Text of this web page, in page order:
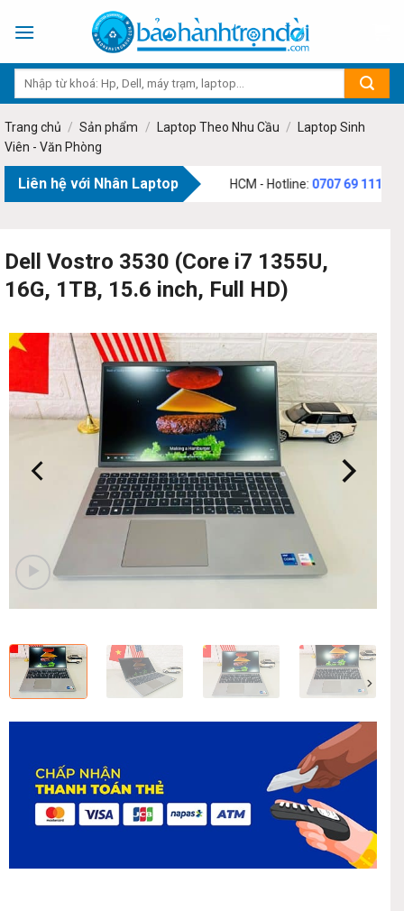
Trang chủ / Sản phẩm / Laptop Theo Nhu Cầu /
Laptop Sinh
Viên - Văn Phòng
Liên hệ với Nhân Laptop
Phạm Văn Bạch, Phường Tân Sơn, TP.HCM - Hotline:0707 69 1111
Dell Vostro 3530 (Core i7 1355U,
16G, 1TB, 15.6 inch, Full HD)